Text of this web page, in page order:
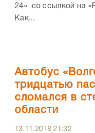
24» со ссылкой на
Как...
Автобус
тридцатью
сломался в
области
13.11.201821:32